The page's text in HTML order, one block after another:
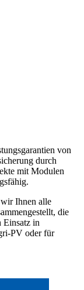
von
durch
mit Modulen
Ihnen alle
die
Einsatz in
PV oder für